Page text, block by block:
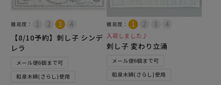
難易度：
【8/10予約】刺し子 シンデ
レラ
メール便6個まで可
和泉木綿(さらし)使用
難易度：
入荷しました♪
刺し子 変わり立涌
メール便6個まで可
和泉木綿(さらし)使用